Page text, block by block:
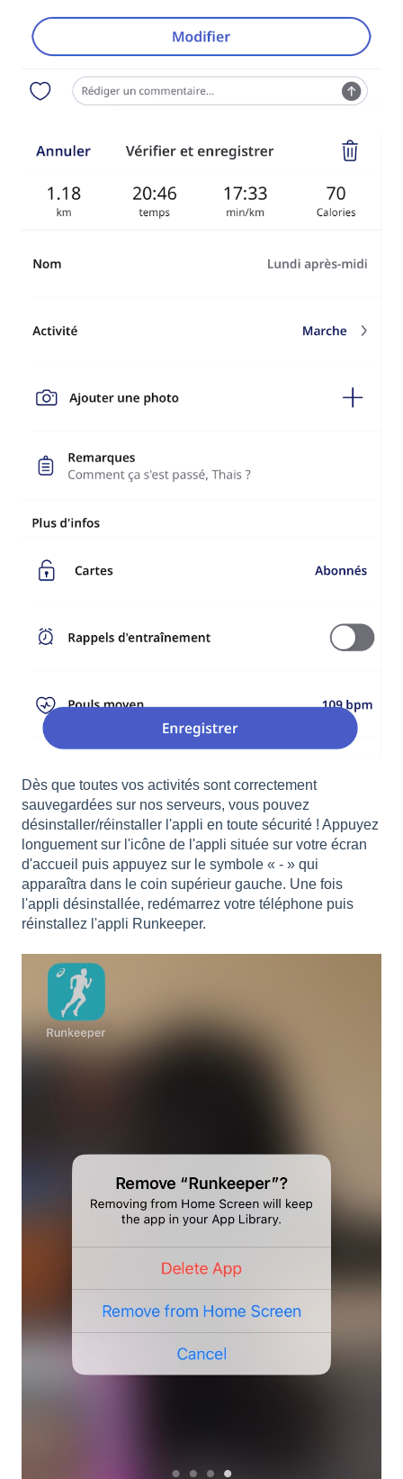
Dès que toutes vos activités sont correctement
sauvegardées sur nos serveurs, vous pouvez
désinstaller/réinstaller l'appli en toute sécurité ! Appuyez
longuement sur l'icône de l'appli située sur votre écran
d'accueil puis appuyez sur le symbole « - » qui
apparaîtra dans le coin supérieur gauche. Une fois
l'appli désinstallée, redémarrez votre téléphone puis
réinstallez l'appli Runkeeper.